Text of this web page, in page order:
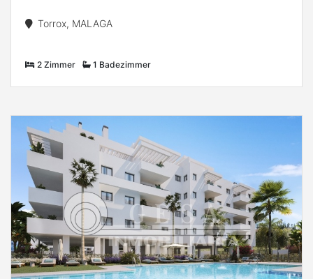
Torrox, MALAGA
2 Zimmer 1 Badezimmer